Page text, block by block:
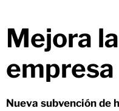
Mejora
empresa
Nueva subvención